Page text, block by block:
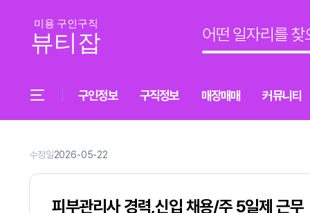
구인정보 구직정보 매장매매 커뮤니티
수정일2026-05-22
피부관리사 경력,신입 채용/주 5일제 근무